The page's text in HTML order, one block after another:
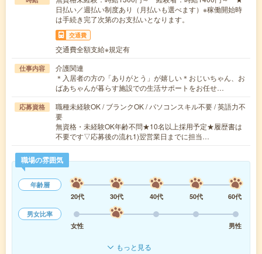
日払い／週払い制度あり（月払いも選べます）※稼働開始時
は手続き完了次第のお支払いとなります。
交通費
交通費全額支給※規定有
仕事内容
介護関連
＊入居者の方の「ありがとう」が嬉しい＊おじいちゃん、お
ばあちゃんが暮らす施設での生活サポートをお任せ…
応募資格
職種未経験OK / ブランクOK / パソコンスキル不要 / 英語力不
要
無資格・未経験OK年齢不問★10名以上採用予定★履歴書は
不要です▽応募後の流れ1)翌営業日までに担当…
職場の雰囲気
年齢層
20代
30代 40代 50代
60代
男女比率
女性
男性
もっと見る